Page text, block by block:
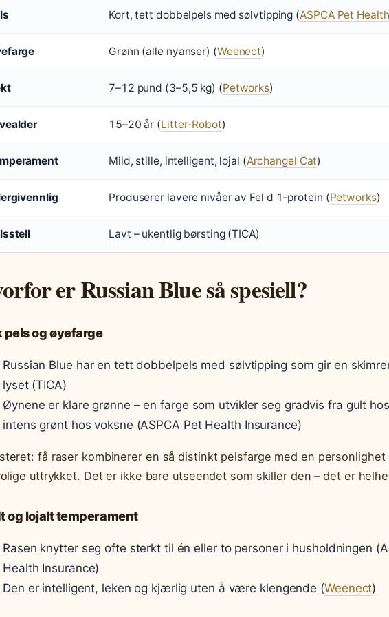
Kort, tett dobbelpels med sølvtipping (ASPCA Pet
Grønn (alle nyanser) (Weenect)
7–12 pund (3–5,5 kg) (Petworks)
15–20 år (Litter-Robot)
Mild, stille, intelligent, lojal (Archangel Cat)
Produserer lavere nivåer av Fel d 1-protein (Petworks)
Lavt – ukentlig børsting (TICA)
er Russian Blue så spesiell?
pels og øyefarge
Russian Blue har en tett dobbelpels med sølvtipping som gir en
lyset (TICA)
Øynene er klare grønne – en farge som utvikler seg gradvis fra gult
intens grønt hos voksne (ASPCA Pet Health Insurance)
få raser kombinerer en så distinkt pelsfarge med en personlighet
uttrykket. Det er ikke bare utseendet som skiller den – det er
og lojalt temperament
Rasen knytter seg ofte sterkt til én eller to personer i husholdningen
Health Insurance)
Den er intelligent, leken og kjærlig uten å være klengende (Weenect)